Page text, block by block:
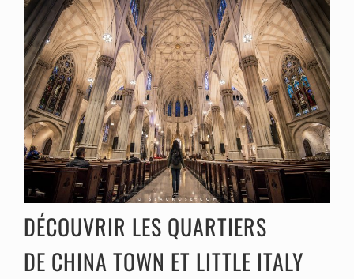
DÉCOUVRIR LES QUARTIERS
DE CHINA TOWN ET LITTLE ITALY